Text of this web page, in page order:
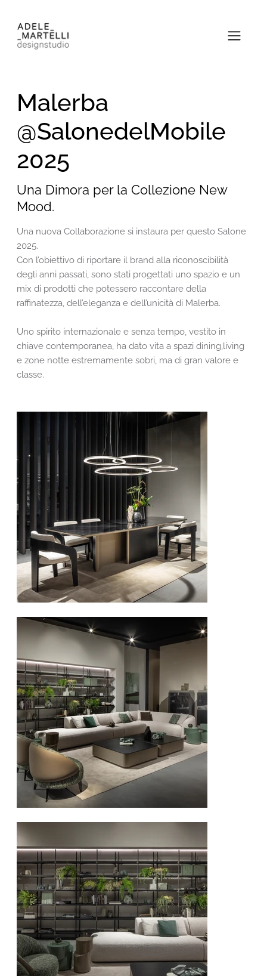
Malerba
@SalonedelMobile
2025
Una Dimora per la Collezione New
Mood.
Una nuova Collaborazione si instaura per questo Salone
2025.
Con l’obiettivo di riportare il brand alla riconoscibilità
degli anni passati, sono stati progettati uno spazio e un
mix di prodotti che potessero raccontare della
raffinatezza, dell’eleganza e dell’unicità di Malerba.
Uno spirito internazionale e senza tempo, vestito in
chiave contemporanea, ha dato vita a spazi dining,living
e zone notte estremamente sobri, ma di gran valore e
classe.